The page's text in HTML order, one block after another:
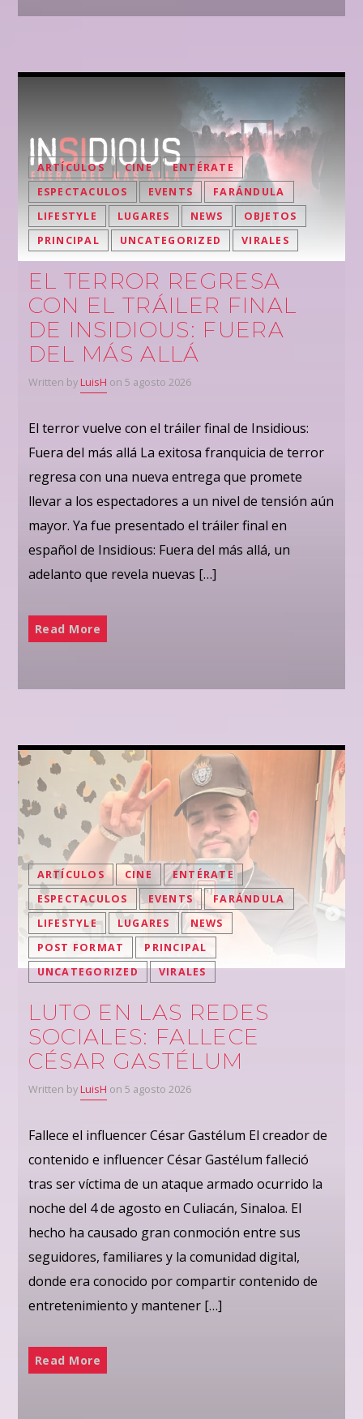
ARTÍCULOS CINE
ENTÉRATE
ESPECTACULOS
EVENTS
FARÁNDULA
LIFESTYLE
LUGARES NEWS
OBJETOS
PRINCIPAL
UNCATEGORIZED VIRALES
EL TERROR REGRESA
CON EL TRÁILER FINAL
DE INSIDIOUS: FUERA
DEL MÁS ALLÁ
Written by LuisH on 5 agosto 2026
El terror vuelve con el tráiler final de Insidious:
Fuera del más allá La exitosa franquicia de terror
regresa con una nueva entrega que promete
llevar a los espectadores a un nivel de tensión aún
mayor. Ya fue presentado el tráiler final en
español de Insidious: Fuera del más allá, un
adelanto que revela nuevas […]
Read More
ARTÍCULOS CINE
ENTÉRATE
ESPECTACULOS
EVENTS
FARÁNDULA
LIFESTYLE
LUGARES
NEWS
POST FORMAT
PRINCIPAL
UNCATEGORIZED
VIRALES
LUTO EN LAS REDES
SOCIALES: FALLECE
CÉSAR GASTÉLUM
Written by LuisH on 5 agosto 2026
Fallece el influencer César Gastélum El creador de
contenido e influencer César Gastélum falleció
tras ser víctima de un ataque armado ocurrido la
noche del 4 de agosto en Culiacán, Sinaloa. El
hecho ha causado gran conmoción entre sus
seguidores, familiares y la comunidad digital,
donde era conocido por compartir contenido de
entretenimiento y mantener […]
Read More